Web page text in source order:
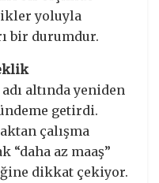
yoluyla
bir durumdur.
altında yeniden
getirdi.
çalışma
“daha az maaş”
dikkat çekiyor.